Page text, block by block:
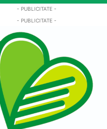
- PUBLICITATE -
- PUBLICITATE -